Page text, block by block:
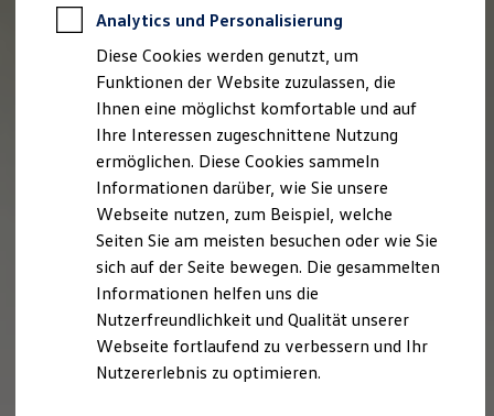
Bewerbungstipps
Eine Absage - was nun?
Anreise zu Interview oder AC
Kontakt und Hilfe
Barrierefrei bewerben
Triff unsere Recruiter
Events
Analytics und Personalisierung
Diese Cookies werden genutzt, um
Funktionen der Website zuzulassen, die
Ihnen eine möglichst komfortable und auf
Ihre Interessen zugeschnittene Nutzung
ermöglichen. Diese Cookies sammeln
Informationen darüber, wie Sie unsere
Webseite nutzen, zum Beispiel, welche
Seiten Sie am meisten besuchen oder wie Sie
sich auf der Seite bewegen. Die gesammelten
Informationen helfen uns die
Nutzerfreundlichkeit und Qualität unserer
Webseite fortlaufend zu verbessern und Ihr
Nutzererlebnis zu optimieren.